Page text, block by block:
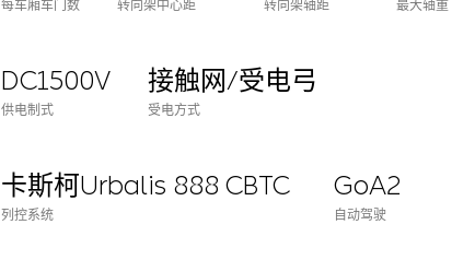
每车厢车门数
转向架中心距
转向架轴距
最大轴重
DC1500V
供电制式
接触网/受电弓
受电方式
卡斯柯Urbalis 888 CBTC
列控系统
GoA2
自动驾驶